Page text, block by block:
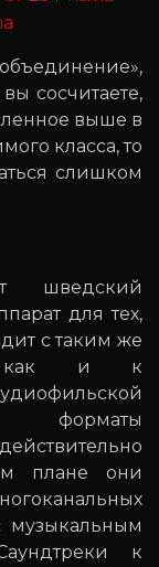
сосчитаете,
выше в
класса, то
слишком
шведский
для тех,
с таким же
как и к
форматы
плане они
музыкальным
к